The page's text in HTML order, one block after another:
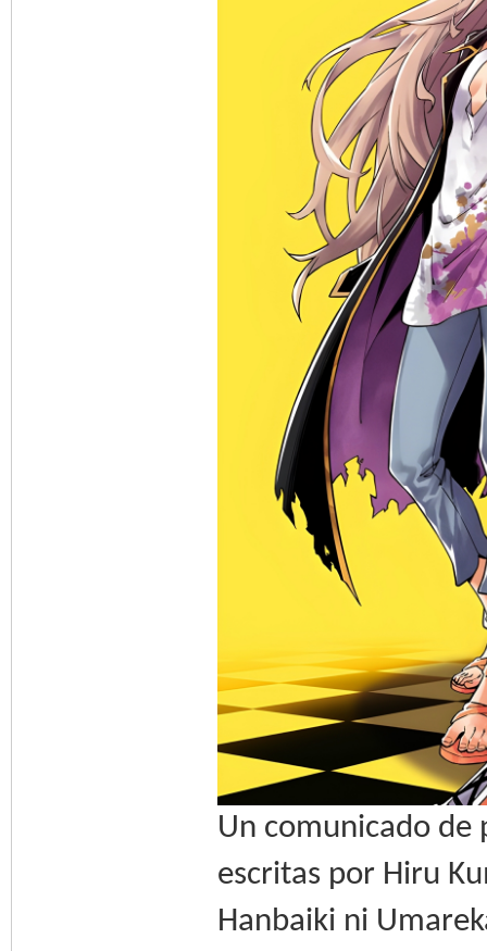
Un comunicado de
escritas por Hiru
Hanbaiki ni